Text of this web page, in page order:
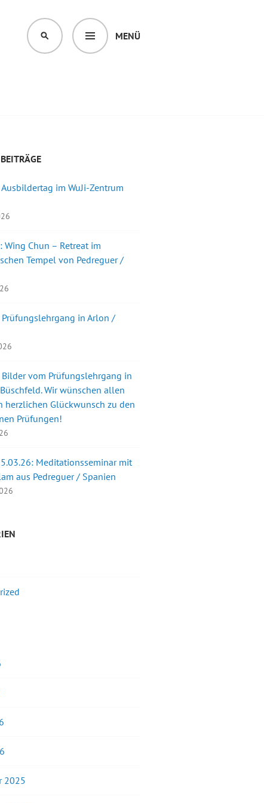
MENÜ
SUCHEN
im WuJi-Zentrum
Wing Chun – Retreat im
Tempel von Pedreguer /
Prüfungslehrgang in Arlon /
vom Prüfungslehrgang in
Wir wünschen allen
herzlichen Glückwunsch zu den
Prüfungen!
Meditationsseminar mit
aus Pedreguer / Spanien
2025